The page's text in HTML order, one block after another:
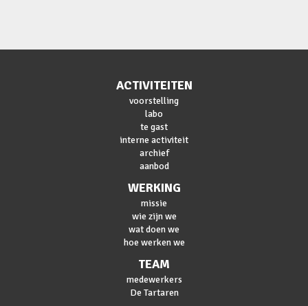
ACTIVITEITEN
voorstelling
labo
te gast
interne activiteit
archief
aanbod
WERKING
missie
wie zijn we
wat doen we
hoe werken we
TEAM
medewerkers
De Tartaren